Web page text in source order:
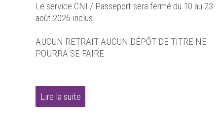
Le service CNI / Passeport sera fermé du 10 au 23
août 2026 inclus.
AUCUN RETRAIT AUCUN DÉPÔT DE TITRE NE
POURRA SE FAIRE
Lire la suite